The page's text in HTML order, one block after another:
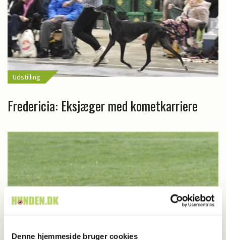
Denne hjemmeside bruger cookies
Udstilling
Fredericia: Eksjæger med kometkarriere